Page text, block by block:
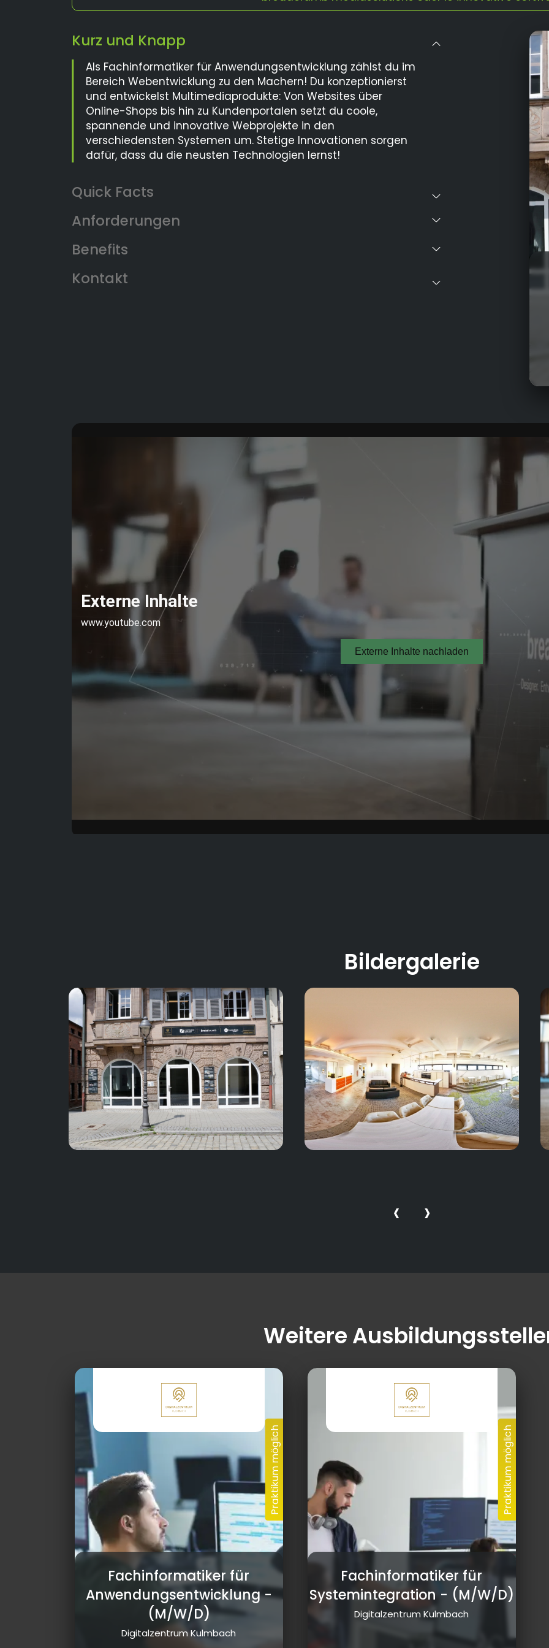
Kurz und Knapp
Als Fachinformatiker für Anwendungsentwicklung zählst du im
Bereich Webentwicklung zu den Machern! Du konzeptionierst
und entwickelst Multimediaprodukte: Von Websites über
Online-Shops bis hin zu Kundenportalen setzt du coole,
spannende und innovative Webprojekte in den
verschiedensten Systemen um. Stetige Innovationen sorgen
dafür, dass du die neusten Technologien lernst!
Anforderungen
Benefits
Bildergalerie
‹ ›
Weitere
Fachinformatiker für
Anwendungsentwicklung-
(M/W/D)
Digitalzentrum Kulmbach
Fachinformatiker für
Systemintegration- (M/W/D)
Digitalzentrum Kulmbach